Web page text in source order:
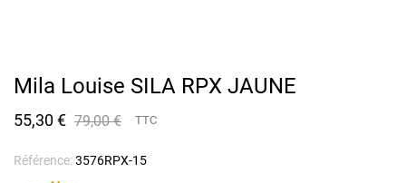
Mila Louise SILA RPX JAUNE
55,30 € 79,00 € TTC
Référence:3576RPX-15